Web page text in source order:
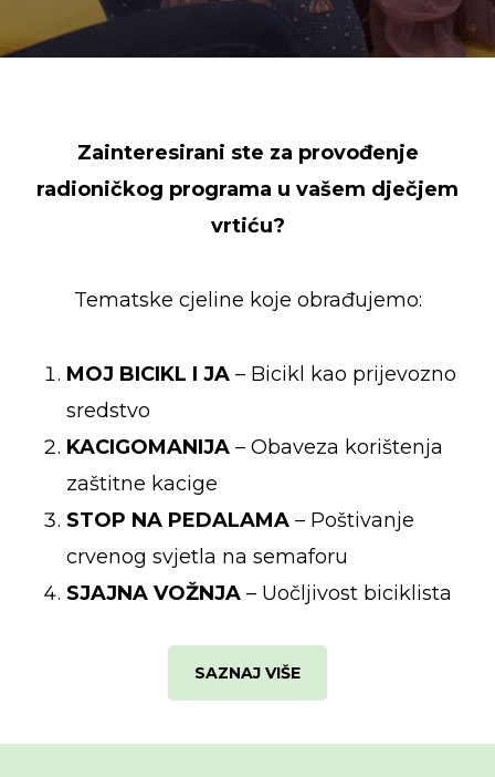
Zainteresirani ste za provođenje
radioničkog programa u vašem dječjem
vrtiću?
Tematske cjeline koje obrađujemo:
MOJ BICIKL I JA – Bicikl kao prijevozno
sredstvo
KACIGOMANIJA– Obaveza korištenja
zaštitne kacige
STOP NA PEDALAMA – Poštivanje
crvenog svjetla na semaforu
SJAJNA VOŽNJA – Uočljivost biciklista
SAZNAJ VIŠE